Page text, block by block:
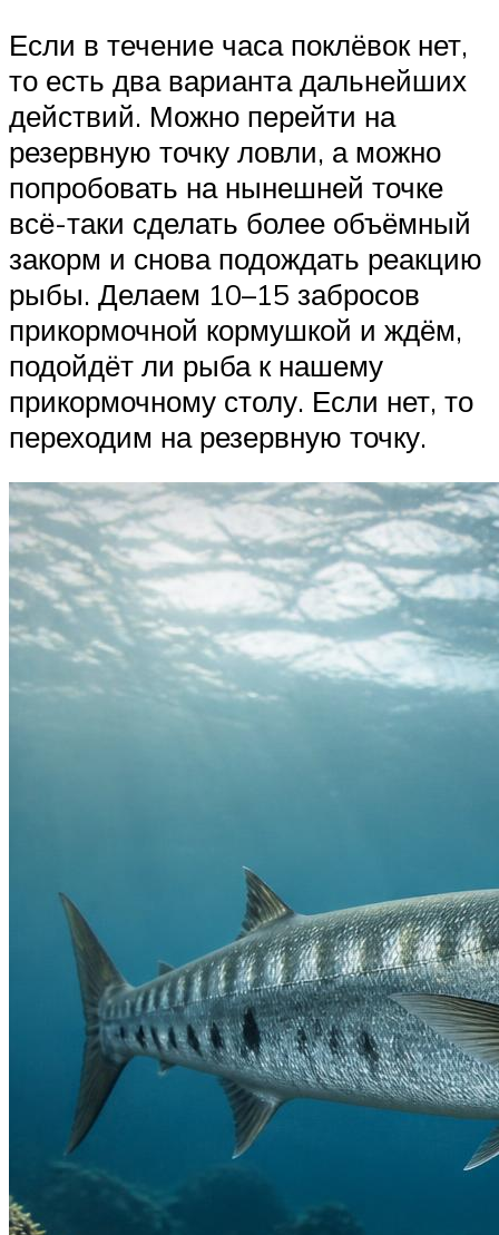
Если в течение часа поклёвок нет,
то есть два варианта дальнейших
действий. Можно перейти на
резервную точку ловли, а можно
попробовать на нынешней точке
всё-таки сделать более объёмный
закорм и снова подождать реакцию
рыбы. Делаем 10–15 забросов
прикормочной кормушкой и ждём,
подойдёт ли рыба к нашему
прикормочному столу. Если нет, то
переходим на резервную точку.